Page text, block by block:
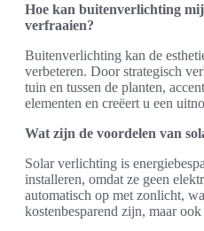
Hoe kan buitenverlichting
verfraaien?
Buitenverlichting kan de
verbeteren. Door strategisch
tuin en tussen de planten,
elementen en creëert u een
Wat zijn de voordelen van
Solar verlichting is
installeren, omdat ze geen
automatisch op met zonlicht,
kostenbesparend zijn, maar